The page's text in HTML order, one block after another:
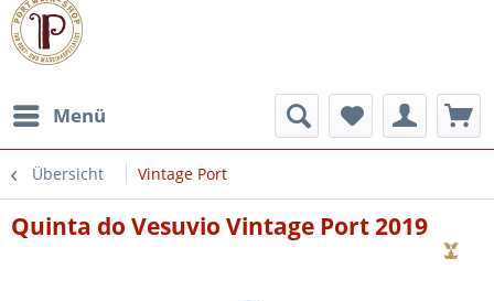
Menü
Übersicht Vintage Port
Quinta do Vesuvio Vintage Port 2019